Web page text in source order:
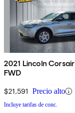
2021 Lincoln
FWD
$21,591 Precio alto
Incluye tarifas de conc.